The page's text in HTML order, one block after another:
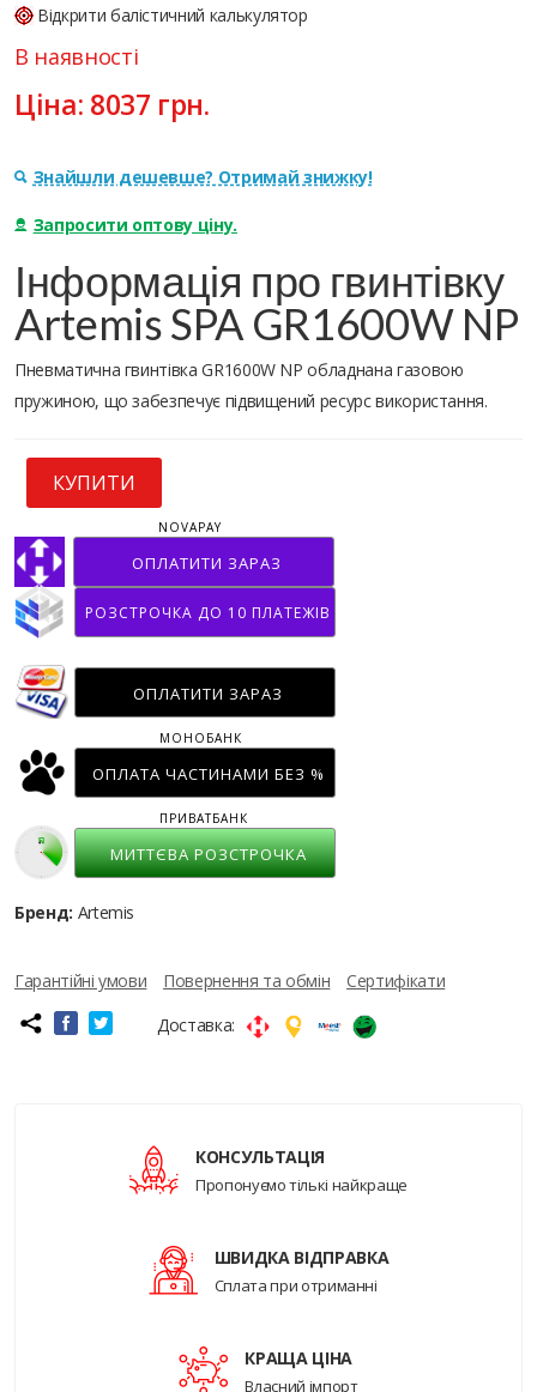
Відкрити балістичний калькулятор
В наявності
Ціна: 8037 грн.
Знайшли дешевше? Отримай знижку!
Запросити оптову ціну.
Інформація про гвинтівку
Artemis SPA GR1600W NP
Пневматична гвинтівка GR1600W NP обладнана газовою
пружиною, що забезпечує підвищений ресурс використання.
КУПИТИ
ОПЛАТИТИ ЗАРАЗ
NOVAPAY
РОЗСТРОЧКА ДО 10 ПЛАТЕЖІВ
ОПЛАТИТИ ЗАРАЗ
ОПЛАТА ЧАСТИНАМИ БЕЗ %
МОНОБАНК
МИТТЄВА РОЗСТРОЧКА
ПРИВАТБАНК
Бренд: Artemis
Гарантійні умови Повернення та обмін
Сертифікати
Доставка:
КОНСУЛЬТАЦІЯ
Пропонуємо тількі найкраще
ШВИДКА ВІДПРАВКА
Сплата при отриманні
КРАЩА ЦІНА
Власний імпорт